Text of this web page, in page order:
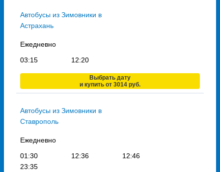
Автобусы из Зимовники в
Астрахань
Ежедневно
03:15
12:20
Выбрать дату
и купить от 3014 руб.
Автобусы из Зимовники в
Ставрополь
Ежедневно
01:30
12:36
12:46
23:35